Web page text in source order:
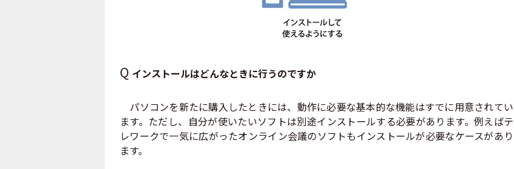
Q インストールはどんなときに行うのですか
パソコンを新たに購入したときには、動作に必要な基本的な機能はすでに用意されてい
ます。ただし、自分が使いたいソフトは別途インストールする必要があります。例えばテ
レワークで一気に広がったオンライン会議のソフトもインストールが必要なケースがあり
ます。